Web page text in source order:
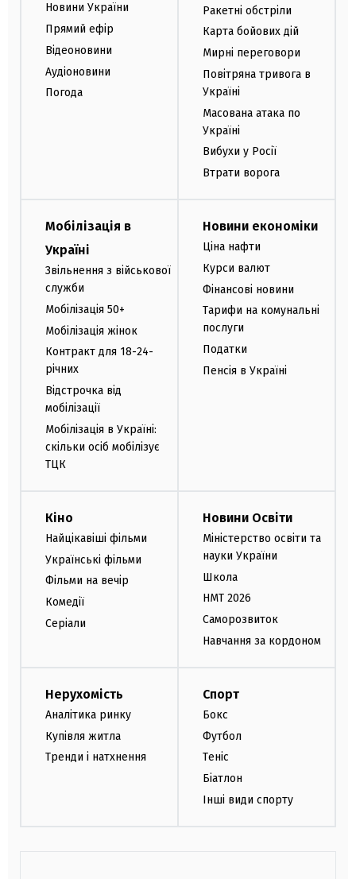
Новини України
Прямий ефір
Відеоновини
Аудіоновини
Погода
Ракетні обстріли
Карта бойових дій
Мирні переговори
Повітряна тривога в
Україні
Масована атака по
Україні
Вибухи у Росії
Втрати ворога
Мобілізація в
Україні
Звільнення з військової
служби
Мобілізація 50+
Мобілізація жінок
Контракт для 18-24-
річних
Відстрочка від
мобілізації
Мобілізація в Україні:
скільки осіб мобілізує
ТЦК
Новини економіки
Ціна нафти
Курси валют
Фінансові новини
Тарифи на комунальні
послуги
Податки
Пенсія в Україні
Кіно
Найцікавіші фільми
Українські фільми
Фільми на вечір
Комедії
Серіали
Новини Освіти
Міністерство освіти та
науки України
Школа
НМТ 2026
Саморозвиток
Навчання за кордоном
Нерухомість
Аналітика ринку
Купівля житла
Тренди і натхнення
Спорт
Бокс
Футбол
Теніс
Біатлон
Інші види спорту